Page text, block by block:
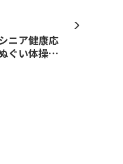
ニア健康応
ぐい体操😊